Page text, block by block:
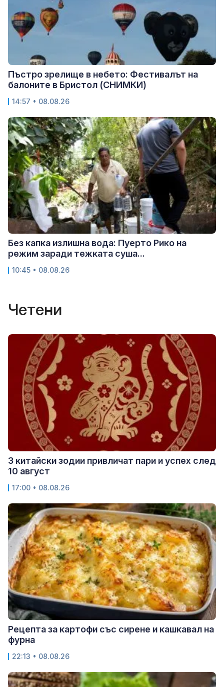
Пъстро зрелище в небето: Фестивалът на
балоните в Бристол (СНИМКИ)
14:57 • 08.08.26
Без капка излишна вода: Пуерто Рико на
режим заради тежката суша...
10:45 • 08.08.26
Четени
3 китайски зодии привличат пари и успех след
10 август
17:00 • 08.08.26
Рецепта за картофи със сирене и кашкавал на
фурна
22:13 • 08.08.26